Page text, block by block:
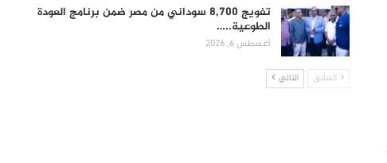
تفويج 8,700 سوداني من مصر ضمن برنامج العودة
الطوعية..…
أغسطس 6, 2026
السابق التالي